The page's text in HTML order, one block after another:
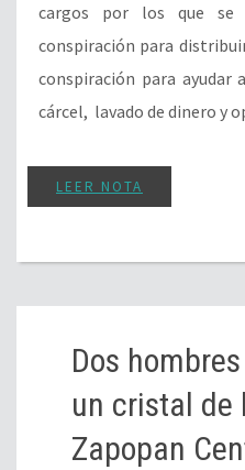
cargos por los que se
conspiración para
conspiración para ayudar
cárcel, lavado de dinero y
LEER NOTA
Dos
un cristal de
Zapopan